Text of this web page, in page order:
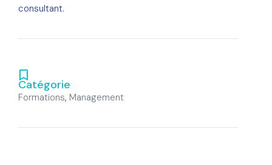
consultant.
Catégorie
Formations, Management